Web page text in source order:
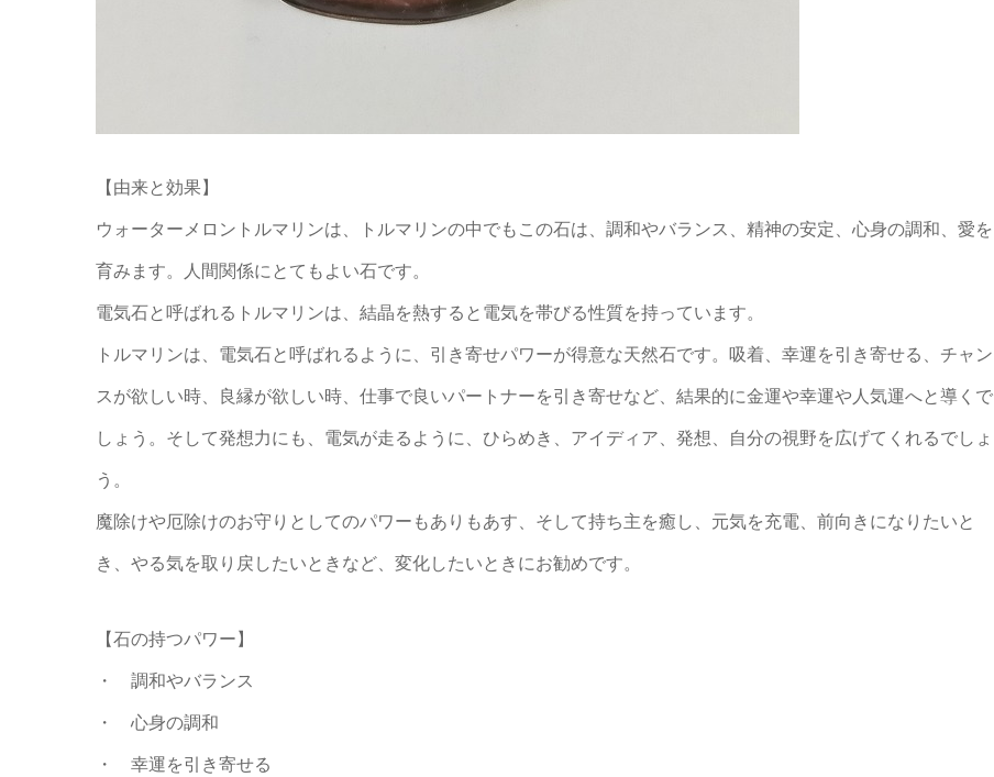
【由来と効果】
ウォーターメロントルマリンは、トルマリンの中でもこの石は、調和やバランス、精神の安定、心身の調和、愛を
育みます。人間関係にとてもよい石です。
電気石と呼ばれるトルマリンは、結晶を熱すると電気を帯びる性質を持っています。
トルマリンは、電気石と呼ばれるように、引き寄せパワーが得意な天然石です。吸着、幸運を引き寄せる、チャン
スが欲しい時、良縁が欲しい時、仕事で良いパートナーを引き寄せなど、結果的に金運や幸運や人気運へと導くで
しょう。そして発想力にも、電気が走るように、ひらめき、アイディア、発想、自分の視野を広げてくれるでしょ
う。
魔除けや厄除けのお守りとしてのパワーもありもあす、そして持ち主を癒し、元気を充電、前向きになりたいと
き、やる気を取り戻したいときなど、変化したいときにお勧めです。
【石の持つパワー】
・ 調和やバランス
・ 心身の調和
・ 幸運を引き寄せる